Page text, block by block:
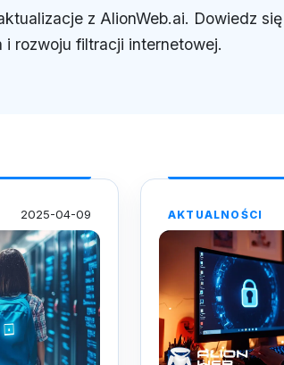
z AlionWeb.ai. Dowiedz
rozwoju filtracji internetowej.
2025-04-09 AKTUALNOŚCI